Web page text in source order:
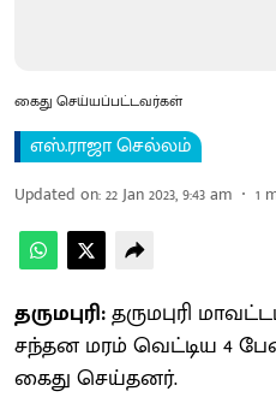
கைது செய்யப்பட்டவர்கள்
எஸ்.ராஜா செல்லம்
Updated on:22 Jan 2023, 9:43 am 1
தருமபுரி:தருமபுரி
சந்தன மரம் வெட்டிய 4
கைது செய்தனர்.